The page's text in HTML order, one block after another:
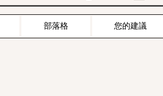
部落格 您的建議